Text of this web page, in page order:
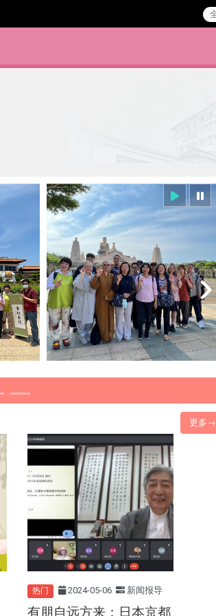
更多→
热门 2024-05-06 新闻报导
有朋自远方来：日本京都